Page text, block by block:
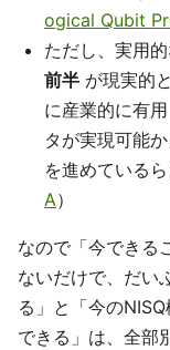
ogical Qubit
ただし、実用
前半 が現実的
に産業的に有
タが実現可能
を進めているら
A）
なので「今できる
ないだけで、だい
る」と「今の
できる」は、全部